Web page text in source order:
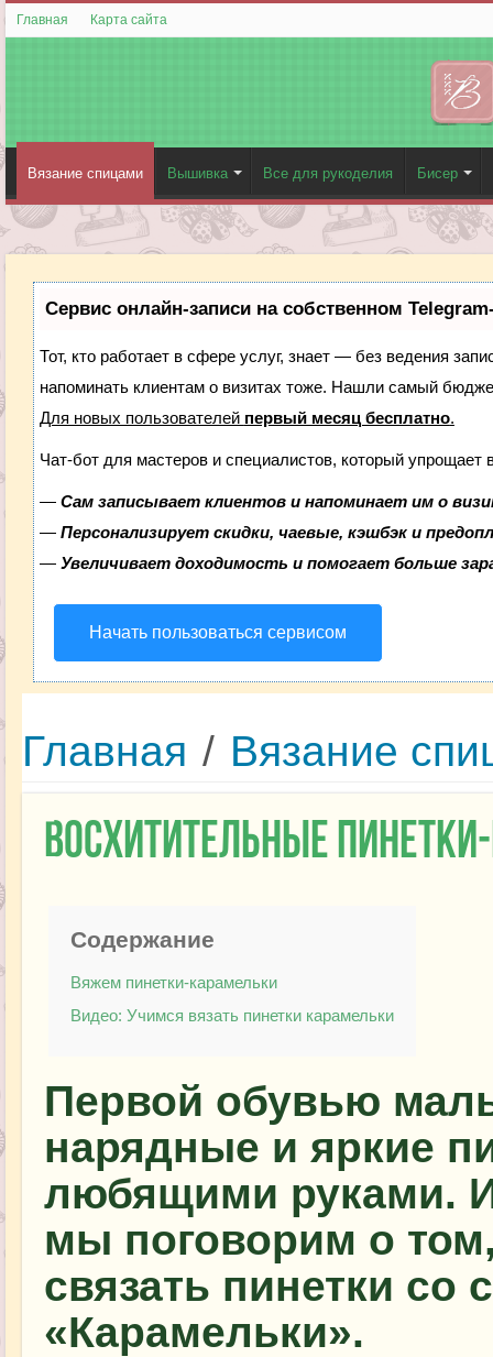
Главная Карта сайта
Вязание спицами Вышивка Все для рукоделия Бисер
Сервис онлайн-записи на собственном
Тот, кто работает в сфере услуг, знает — без ведения
напоминать клиентам о визитах тоже. Нашли самый
Для новых пользователей первый месяц бесплатно.
Чат-бот для мастеров и специалистов, который упрощает
— Сам записывает клиентов и напоминает им о
— Персонализирует скидки, чаевые, кэшбэк и
— Увеличивает доходимость и помогает больше
Начать пользоваться сервисом
Главная / Вязание
Восхитительные
Содержание
Вяжем пинетки-карамельки
Видео: Учимся вязать пинетки карамельки
Первой обувью
нарядные и яркие
любящими руками.
мы поговорим о
связать пинетки
«Карамельки».